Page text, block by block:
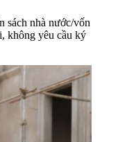
sách nhà nước/vốn
không yêu cầu ký